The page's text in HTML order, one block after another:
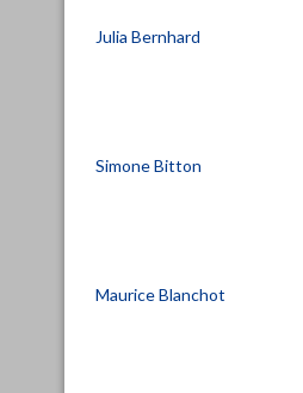
Julia Bernhard
Simone Bitton
Maurice Blanchot